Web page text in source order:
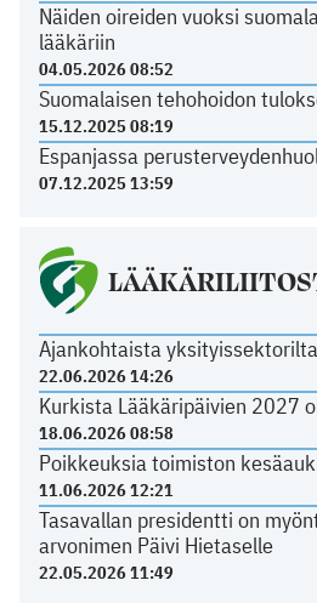
Näiden oireiden vuoksi
lääkäriin
04.05.2026 08:52
Suomalaisen tehohoidon
15.12.2025 08:19
Espanjassa
07.12.2025 13:59
Ajankohtaista yksityissektorilta
22.06.2026 14:26
Kurkista Lääkäripäivien 2027
18.06.2026 08:58
Poikkeuksia toimiston
11.06.2026 12:21
Tasavallan presidentti on
arvonimen Päivi Hietaselle
22.05.2026 11:49